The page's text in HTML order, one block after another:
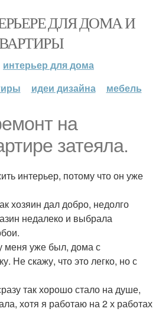
ДЛЯ ДОМА И
интерьер для дома
идеи дизайна мебель
на
затеяла.
интерьер, потому что он уже
хозяин дал добро, недолго
недалеко и выбрала
меня уже был, дома с
Не скажу, что это легко, но с
так хорошо стало на душе,
хотя я работаю на 2 х работах